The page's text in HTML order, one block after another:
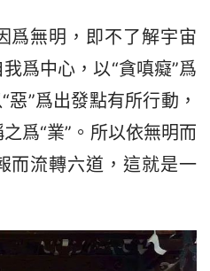
爲無明，即不了解宇宙
爲中心，以“貪嗔癡”爲
惡”爲出發點有所行動，
爲“業”。所以依無明而
而流轉六道，這就是一